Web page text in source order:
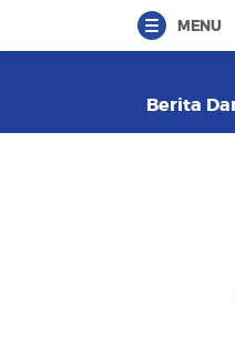
MENU
Berita